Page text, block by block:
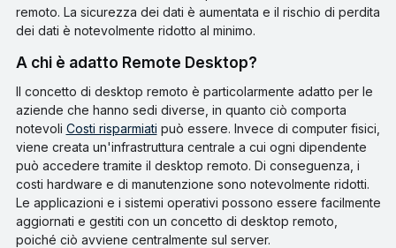
remoto. La sicurezza dei dati è aumentata e il rischio di perdita
dei dati è notevolmente ridotto al minimo.
A chi è adatto Remote Desktop?
Il concetto di desktop remoto è particolarmente adatto per le
aziende che hanno sedi diverse, in quanto ciò comporta
notevoli Costi risparmiati può essere. Invece di computer fisici,
viene creata un'infrastruttura centrale a cui ogni dipendente
può accedere tramite il desktop remoto. Di conseguenza, i
costi hardware e di manutenzione sono notevolmente ridotti.
Le applicazioni e i sistemi operativi possono essere facilmente
aggiornati e gestiti con un concetto di desktop remoto,
poiché ciò avviene centralmente sul server.